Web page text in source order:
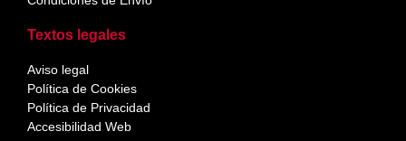
Textos legales
Aviso legal
Política de Cookies
Política de Privacidad
Accesibilidad Web